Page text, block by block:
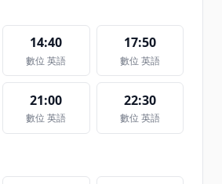
14:40
數位 英語
17:50
數位 英語
21:00
數位 英語
22:30
數位 英語